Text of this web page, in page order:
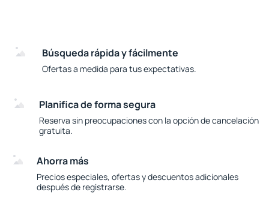
Búsqueda rápida y fácilmente
Ofertas a medida para tus expectativas.
Planifica de forma segura
Reserva sin preocupaciones con la opción de cancelación
gratuita.
Ahorra más
Precios especiales, ofertas y descuentos adicionales
después de registrarse.